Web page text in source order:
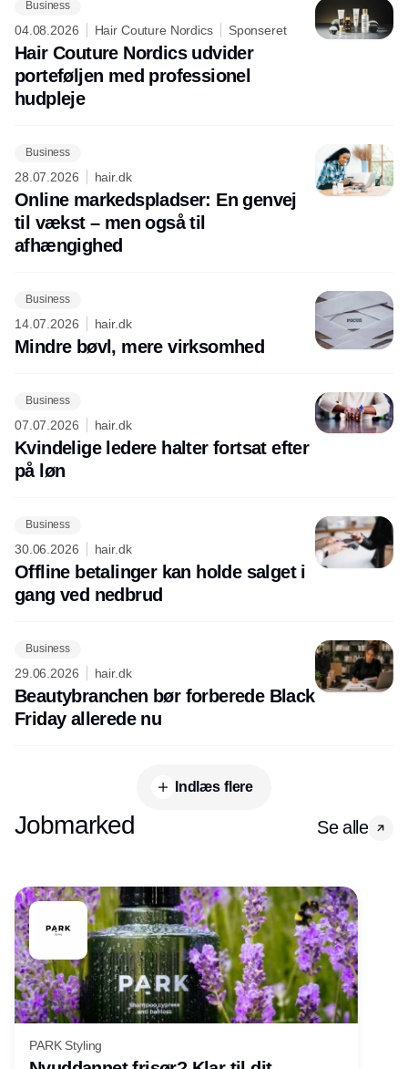
Business
04.08.2026 Hair Couture Nordics Sponseret
Hair Couture Nordics udvider
porteføljen med professionel
hudpleje
Business
28.07.2026 hair.dk
Online markedspladser: En genvej
til vækst – men også til
afhængighed
Business
14.07.2026 hair.dk
Mindre bøvl, mere virksomhed
Business
07.07.2026 hair.dk
Kvindelige ledere halter fortsat efter
på løn
Business
30.06.2026 hair.dk
Offline betalinger kan holde salget i
gang ved nedbrud
Business
29.06.2026 hair.dk
Beautybranchen bør forberede Black
Friday allerede nu
Indlæs flere
Jobmarked Se alle
PARK Styling